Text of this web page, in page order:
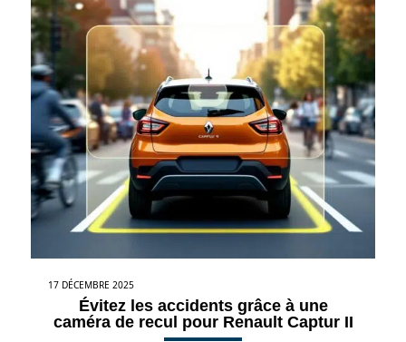
17 DÉCEMBRE 2025
Évitez les accidents grâce à une
caméra de recul pour Renault Captur II